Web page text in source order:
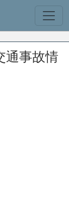
通事故情